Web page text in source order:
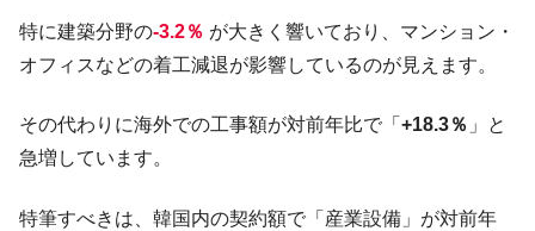
Fact1
日本人マスターズ挑戦の歴史。松山以前に最高位
だった選手とは？
ている意外な選手とは？
Fact1 セレクトセールの高額取引馬が稼いだ金額とは？
特に建築分野の-3.2％ が大きく響いており、マンション・
オフィスなどの着工減退が影響しているのが見えます。
その代わりに海外での工事額が対前年比で「 +18.3％ 」と
急増しています。
特筆すべきは、韓国内の契約額で「産業設備」が対前年